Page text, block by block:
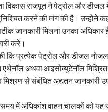
विकास राजपूत ने पेट्रोल और
करने की मांग की है। उन्होंने
जानकारी मिलना उनका
करे।
कि प्रत्येक पेट्रोल और डीजल नोजल
एथेनॉल अथवा आइसोब्यूटेनॉल
मिश्रण से संबंधित अद्यतन जानकारी
समय में अधिकांश वाहन चालकों को यह